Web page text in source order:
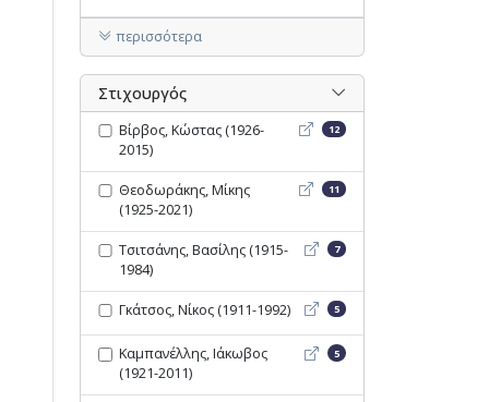
περισσότερα
Στιχουργός
Βίρβος, Κώστας (1926-
2015)
Βίρβος, Κώστας (1926-
12
Θεοδωράκης, Μίκης
(1925-2021)
Θεοδωράκης, Μίκης (1925-
11
Τσιτσάνης, Βασίλης (1915-
1984)
Τσιτσάνης, Βασίλης
7
Γκάτσος, Νίκος (1911-1992) Γκάτσος, Νίκος (1911-
5
Καμπανέλλης, Ιάκωβος
(1921-2011)
Καμπανέλλης, Ιάκωβος
5